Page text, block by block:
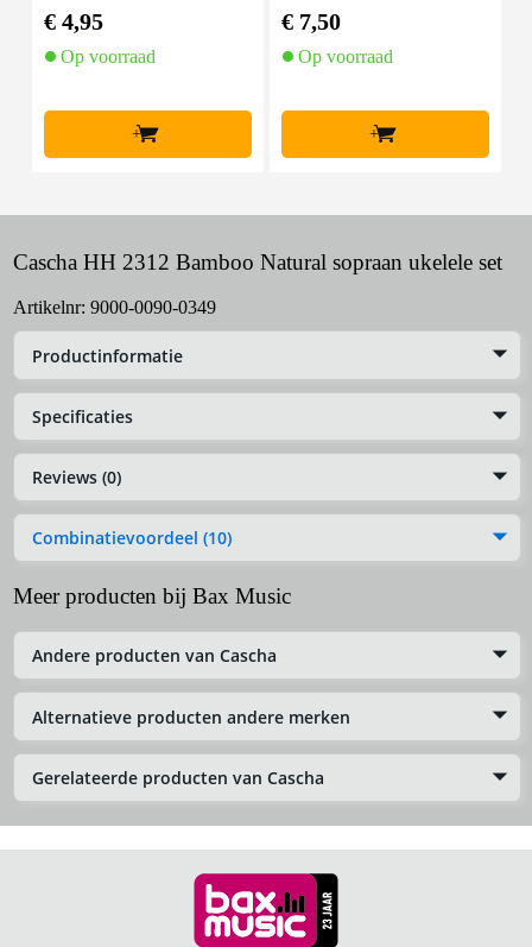
€ 4,95
Op voorraad
+
€ 7,50
Op voorraad
+
Cascha HH 2312 Bamboo Natural sopraan ukelele set
Artikelnr: 9000-0090-0349
Productinformatie
Specificaties
Reviews (0)
Combinatievoordeel (10)
Meer producten bij Bax Music
Andere producten van Cascha
Alternatieve producten andere merken
Gerelateerde producten van Cascha